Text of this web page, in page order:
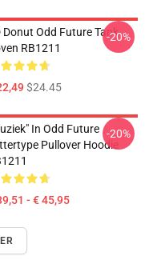
Donut Odd Future Tank
RB1211
$24.45
-20%
In Odd Future
Pullover Hoodie
- € 45,95
-20%